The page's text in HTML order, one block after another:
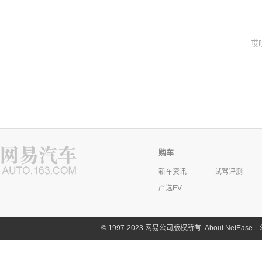
哎
购车
新车资讯
试驾评测
严选EV
©1997-2023 网易公司版权所有 About NetEase